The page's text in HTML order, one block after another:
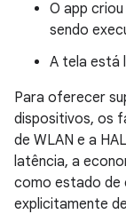
O app
sendo
A tela está
Para oferecer
dispositivos, os
de WLAN e a
latência, a
como estado de
explicitamente